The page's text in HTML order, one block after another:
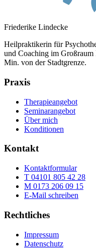
Friederike Lindecke
Heilpraktikerin für
und Coaching im
Min. von der Stadtgrenze.
Praxis
Therapieangebot
Seminarangebot
Über mich
Konditionen
Kontakt
Kontaktformular
T 04101 805 42 28
M 0173 206 09 15
E-Mail schreiben
Rechtliches
Impressum
Datenschutz